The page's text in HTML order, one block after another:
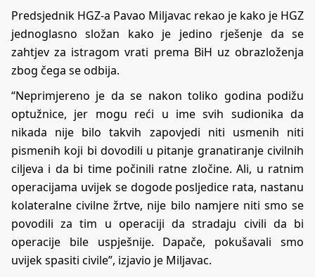
Predsjednik HGZ-a Pavao Miljavac rekao je kako je HGZ
jednoglasno složan kako je jedino rješenje da se
zahtjev za istragom vrati prema BiH uz obrazloženja
zbog čega se odbija.
“Neprimjereno je da se nakon toliko godina podižu
optužnice, jer mogu reći u ime svih sudionika da
nikada nije bilo takvih zapovjedi niti usmenih niti
pismenih koji bi dovodili u pitanje granatiranje civilnih
ciljeva i da bi time počinili ratne zločine. Ali, u ratnim
operacijama uvijek se dogode posljedice rata, nastanu
kolateralne civilne žrtve, nije bilo namjere niti smo se
povodili za tim u operaciji da stradaju civili da bi
operacije bile uspješnije. Dapače, pokušavali smo
uvijek spasiti civile”, izjavio je Miljavac.